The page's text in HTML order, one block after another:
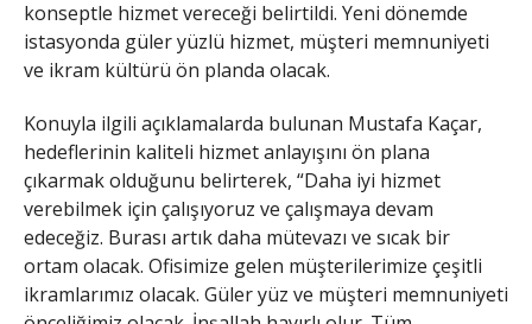
konseptle hizmet vereceği belirtildi. Yeni dönemde
istasyonda güler yüzlü hizmet, müşteri memnuniyeti
ve ikram kültürü ön planda olacak.
Konuyla ilgili açıklamalarda bulunan Mustafa Kaçar,
hedeflerinin kaliteli hizmet anlayışını ön plana
çıkarmak olduğunu belirterek, “Daha iyi hizmet
verebilmek için çalışıyoruz ve çalışmaya devam
edeceğiz. Burası artık daha mütevazı ve sıcak bir
ortam olacak. Ofisimize gelen müşterilerimize çeşitli
ikramlarımız olacak. Güler yüz ve müşteri memnuniyeti